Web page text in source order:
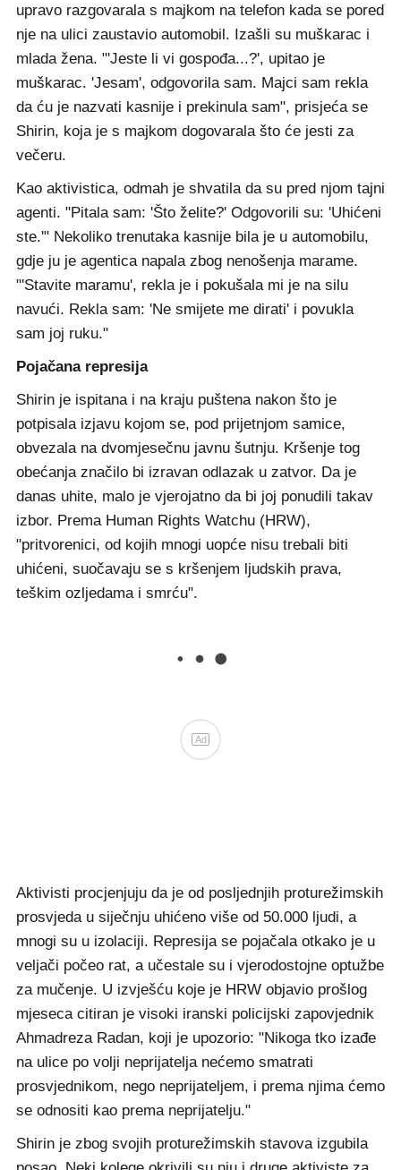
upravo razgovarala s majkom na telefon kada se pored
nje na ulici zaustavio automobil. Izašli su muškarac i
mlada žena. "'Jeste li vi gospođa...?', upitao je
muškarac. 'Jesam', odgovorila sam. Majci sam rekla
da ću je nazvati kasnije i prekinula sam", prisjeća se
Shirin, koja je s majkom dogovarala što će jesti za
večeru.
Kao aktivistica, odmah je shvatila da su pred njom tajni
agenti. "Pitala sam: 'Što želite?' Odgovorili su: 'Uhićeni
ste.'" Nekoliko trenutaka kasnije bila je u automobilu,
gdje ju je agentica napala zbog nenošenja marame.
"'Stavite maramu', rekla je i pokušala mi je na silu
navući. Rekla sam: 'Ne smijete me dirati' i povukla
sam joj ruku."
Pojačana represija
Shirin je ispitana i na kraju puštena nakon što je
potpisala izjavu kojom se, pod prijetnjom samice,
obvezala na dvomjesečnu javnu šutnju. Kršenje tog
obećanja značilo bi izravan odlazak u zatvor. Da je
danas uhite, malo je vjerojatno da bi joj ponudili takav
izbor. Prema Human Rights Watchu (HRW),
"pritvorenici, od kojih mnogi uopće nisu trebali biti
uhićeni, suočavaju se s kršenjem ljudskih prava,
teškim ozljedama i smrću".
Ad
Aktivisti procjenjuju da je od posljednjih proturežimskih
prosvjeda u siječnju uhićeno više od 50.000 ljudi, a
mnogi su u izolaciji. Represija se pojačala otkako je u
veljači počeo rat, a učestale su i vjerodostojne optužbe
za mučenje. U izvješću koje je HRW objavio prošlog
mjeseca citiran je visoki iranski policijski zapovjednik
Ahmadreza Radan, koji je upozorio: "Nikoga tko izađe
na ulice po volji neprijatelja nećemo smatrati
prosvjednikom, nego neprijateljem, i prema njima ćemo
se odnositi kao prema neprijatelju."
Shirin je zbog svojih proturežimskih stavova izgubila